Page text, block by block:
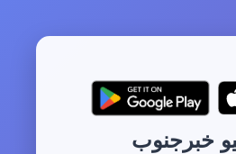
خبرجنوب